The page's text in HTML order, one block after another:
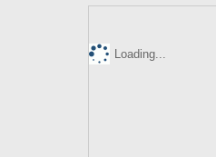
Loading...